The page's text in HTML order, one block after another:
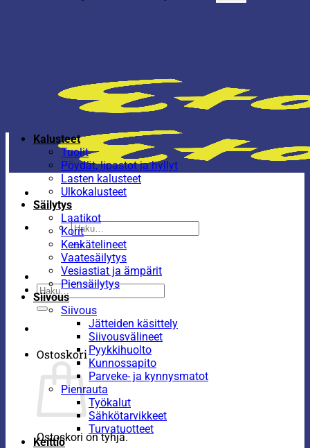
Etsi:
Etsi:
Ostoskori
Ostoskori on tyhjä.
Kalusteet
Tuolit
Pöydät, lipastot ja hyllyt
Lasten kalusteet
Ulkokalusteet
Säilytys
Laatikot
Korit
Kenkätelineet
Vaatesäilytys
Vesiastiat ja ämpärit
Piensäilytys
Siivous
Siivous
Jätteiden käsittely
Siivousvälineet
Pyykkihuolto
Kunnossapito
Parveke- ja kynnysmatot
Pienrauta
Työkalut
Sähkötarvikkeet
Turvatuotteet
Keittiö